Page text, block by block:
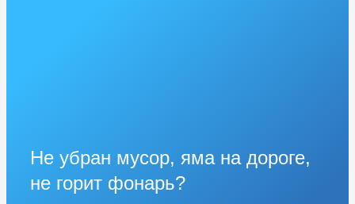
Не убран мусор, яма на дороге,
не горит фонарь?